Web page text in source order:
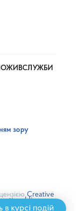
зору
Creative
license,
в курсі подій